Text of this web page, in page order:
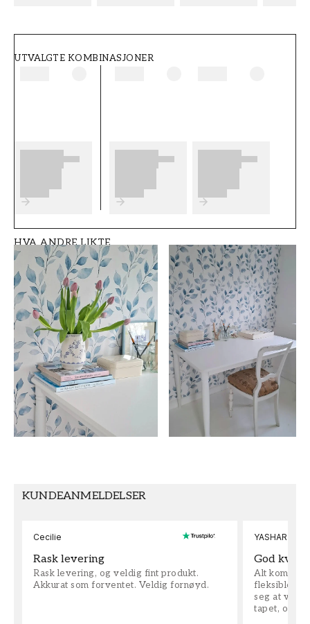
tips på hva som er viktig å tenke på før du
forberedelser du må gjøre. Vi ønsker at du får
SKU
FT05B2-1027201-0
MØNSTER
Dyr
Barnerom Wallpassion
STIL
Klassisk, Svensk
BREDDE (m)
0,5
HØYDE (m)
10,05
SAMLING
Wallpassion
FARGE
Blå
MØNSTERHØYDE (cm)
50
TAPETTYPE
Non-Woven
MØNSTERJUSTERING
UTVALGTE KOMBINASJONER
HVA ANDRE LIKTE
KUNDEANMELDELSER
Cecilie
Rask levering
Rask levering, og veldig fint produkt.
Akkurat som forventet. Veldig fornøyd.
YASHAR
God
Alt kom
fleksible på
seg at vi
tapet, og